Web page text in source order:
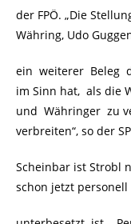
der FPÖ. „Die
Währing, Udo
ein weiterer Beleg
im Sinn hat, als die
und Währinger zu
verbreiten“, so der
Scheinbar ist Strobl
schon jetzt personell